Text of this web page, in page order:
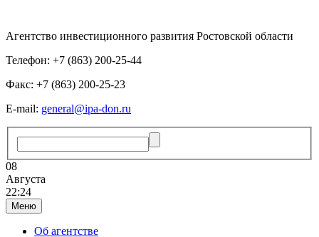
Агентство инвестиционного развития Ростовской области
Телефон: +7 (863) 200-25-44
Факс: +7 (863) 200-25-23
E-mail: general@ipa-don.ru
08
Августа
22:24
Меню
Об агентстве